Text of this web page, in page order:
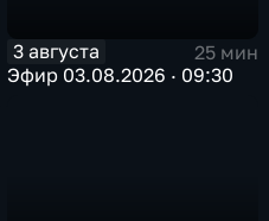
3 августа
25 мин
Эфир 03.08.2026 · 09:30